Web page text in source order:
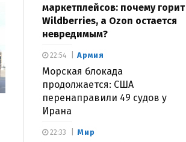
маркетплейсов: почему горит
Wildberries, а Ozon остается
невредимым?
Армия
Морская блокада
продолжается: США
перенаправили 49 судов у
Ирана
22:54
Мир
22:33